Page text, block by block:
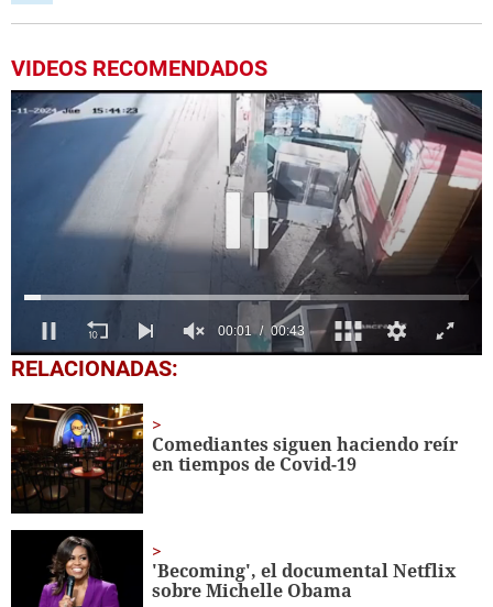
VIDEOS RECOMENDADOS
0
seconds
43
seconds
RELACIONADAS:
Comediantes siguen haciendo reír
en tiempos de Covid-19
'Becoming', el documental Netflix
sobre Michelle Obama